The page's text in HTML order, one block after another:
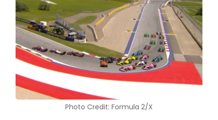
Photo Credit: Formula 2/X